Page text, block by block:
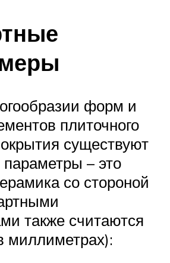
форм и
плиточного
существуют
– это
со стороной
также считаются
миллиметрах):